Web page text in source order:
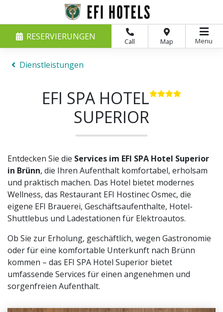
Call Map
RESERVIERUNGEN Menu
Dienstleistungen
EFI SPA HOTEL
SUPERIOR
Entdecken Sie die Services im EFI SPA Hotel Superior
in Brünn, die Ihren Aufenthalt komfortabel, erholsam
und praktisch machen. Das Hotel bietet modernes
Wellness, das Restaurant EFI Hostinec Osmec, die
eigene EFI Brauerei, Geschäftsaufenthalte, Hotel-
Shuttlebus und Ladestationen für Elektroautos.
Ob Sie zur Erholung, geschäftlich, wegen Gastronomie
oder für eine komfortable Unterkunft nach Brünn
kommen – das EFI SPA Hotel Superior bietet
umfassende Services für einen angenehmen und
sorgenfreien Aufenthalt.